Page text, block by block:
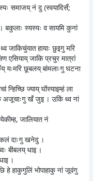
समाजय् नं दु (स्वयादिसँ;
बकुलाः स्यस्यः व सायमि कुनां
जाकिचुंयात हायाः छुइगु मरि
एसियाय् जाकि प्रचुर मात्रां
यःमरि छूबलय् बांमलाःगु घटना
न्हिच्छि ज्याय् घोंस्याइम्हं ला
अजूचाःगु खँ जुइ । उकिं थ्व नां
जालियात नं
दाःगु खनेदु ।
बीबलय् धाइ ।
।
हे हाकुगुलिं भोपाहाकु नां जूवंगु